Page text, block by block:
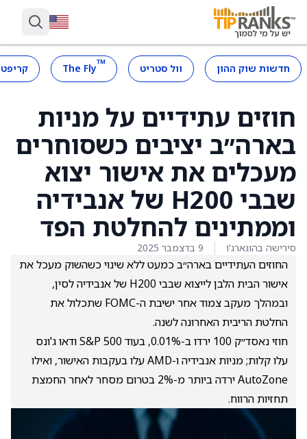
חדשות שוק ההון וול סטריט ™
The Fly
חוזים עתידיים על מניות
בארה״ב יציבים כשסוחרים
מעכלים את אישור יצוא
שבבי H200 של אנבידיה
וממתינים להחלטת הפד
סירישה בהוגארג'ו 9 בדצמבר 2025
החוזים העתידיים בארה״ב כמעט ללא שינוי כשהשוק מעכל את
אישור הבית הלבן לייצוא שבבי H200 של אנבידיה לסין,
ובמהלך מעקב צמוד אחר ישיבת ה-FOMC שתכלול את
החלטת הריבית האחרונה לשנה.
חוזי נאסד״ק 100 ירדו ב-0.01%, בעוד S&P 500 ודאו ג'ונס
עלו קלות; מניות אנבידיה ו-AMD עלו בעקבות האישור, ואילו
AutoZone ירדה ביותר מ-2% בטרום מסחר לאחר החמצת
תחזיות הרווח.